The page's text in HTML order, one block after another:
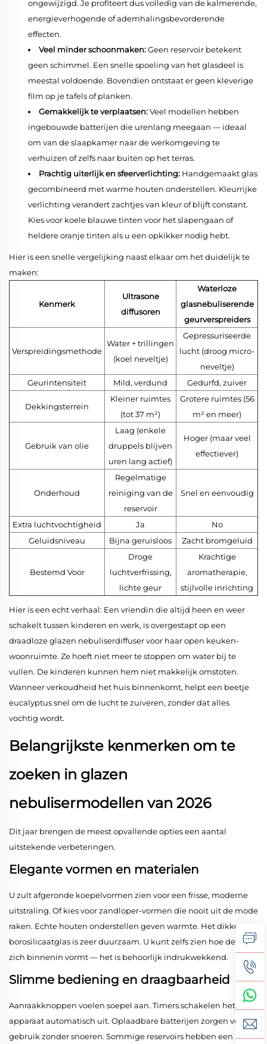
ongewijzigd. Je profiteert dus volledig van de kalmerende,
energieverhogende of ademhalingsbevorderende
effecten.
Veel minder schoonmaken:Geen reservoir betekent
geen schimmel. Een snelle spoeling van het glasdeel is
meestal voldoende. Bovendien ontstaat er geen kleverige
film op je tafels of planken.
Gemakkelijk te verplaatsen:Veel modellen hebben
ingebouwde batterijen die urenlang meegaan — ideaal
om van de slaapkamer naar de werkomgeving te
verhuizen of zelfs naar buiten op het terras.
Prachtig uiterlijk en sfeerverlichting: Handgemaakt glas
gecombineerd met warme houten onderstellen. Kleurrijke
verlichting verandert zachtjes van kleur of blijft constant.
Kies voor koele blauwe tinten voor het slapengaan of
heldere oranje tinten als u een opkikker nodig hebt.
Hier is een snelle vergelijking naast elkaar om het duidelijk te
maken:
Kenmerk
Ultrasone
diffusoren
Waterloze
glasnebuliserende
geurverspreiders
Verspreidingsmethode
Water + trillingen
(koel neveltje)
Gepressuriseerde
lucht (droog micro-
neveltje)
Geurintensiteit
Mild, verdund Gedurfd, zuiver
Dekkingsterrein
Kleiner ruimtes
(tot 37 m²)
Grotere ruimtes (56
m² en meer)
Gebruik van olie
Laag (enkele
druppels blijven
uren lang actief)
Hoger (maar veel
effectiever)
Onderhoud
Regelmatige
reiniging van de
reservoir
Snel en eenvoudig
Extra luchtvochtigheid Ja
No
Geluidsniveau
Bijna geruisloos Zacht bromgeluid
Bestemd Voor
Droge
luchtverfrissing,
lichte geur
Krachtige
aromatherapie,
stijlvolle inrichting
Hier is een echt verhaal: Een vriendin die altijd heen en weer
schakelt tussen kinderen en werk, is overgestapt op een
draadloze glazen nebuliserdiffuser voor haar open keuken-
woonruimte. Ze hoeft niet meer te stoppen om water bij te
vullen. De kinderen kunnen hem niet makkelijk omstoten.
Wanneer verkoudheid het huis binnenkomt, helpt een beetje
eucalyptus snel om de lucht te zuiveren, zonder dat alles
vochtig wordt.
Belangrijkste kenmerken om te
zoeken in glazen
nebulisermodellen van 2026
Dit jaar brengen de meest opvallende opties een aantal
uitstekende verbeteringen.
Elegante vormen en materialen
U zult afgeronde koepelvormen zien voor een frisse, moderne
uitstraling. Of kies voor zandloper-vormen die nooit uit de mode
raken. Echte houten onderstellen geven warmte. Het dikke
borosilicaatglas is zeer duurzaam. U kunt zelfs zien hoe de mist
zich binnenin vormt — het is behoorlijk indrukwekkend.
Slimme bediening en draagbaarheid
Aanraakknoppen voelen soepel aan. Timers schakelen het
apparaat automatisch uit. Oplaadbare batterijen zorgen voor
gebruik zonder snoeren. Sommige reservoirs hebben een